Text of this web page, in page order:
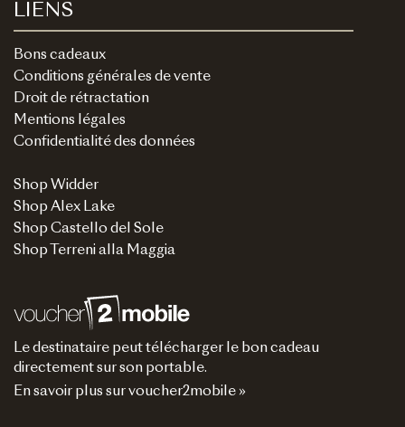
LIENS
Bons cadeaux
Conditions générales de vente
Droit de rétractation
Mentions légales
Confidentialité des données
Shop Widder
Shop Alex Lake
Shop Castello del Sole
Shop Terreni alla Maggia
Le destinataire peut télécharger le bon cadeau
directement sur son portable.
En savoir plus sur voucher2mobile »